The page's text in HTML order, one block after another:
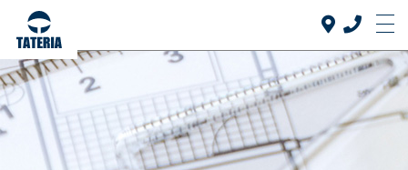
Top
トップ
当社について
About us